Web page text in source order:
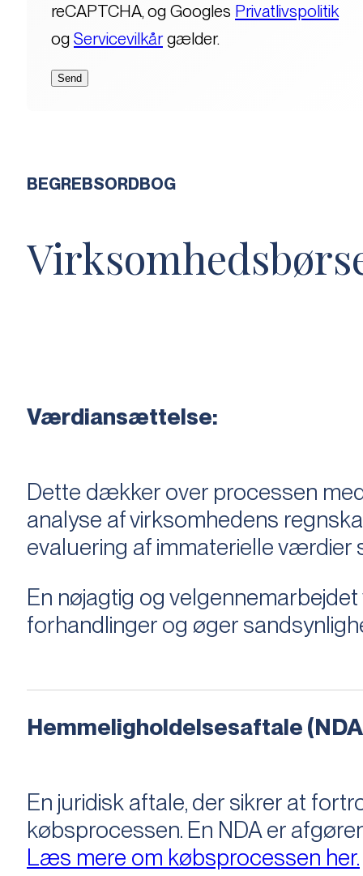
reCAPTCHA, og Googles Privatlivspolitik
og Servicevilkårgælder.
BEGREBSORDBOG
Værdiansættelse:
Dette dækker over processen
analyse af virksomhedens
evaluering af immaterielle
En nøjagtig og
forhandlinger og øger
Hemmeligholdelsesaftale
En juridisk aftale, der sikrer at
købsprocessen​​. En NDA er
Læs mere om købsprocessen her.